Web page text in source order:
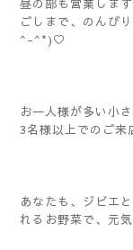
昼の部も営業しま
ごしまで、のんび
^-^*)♡
お一人様が多い小
3名様以上でのご
あなたも、ジビエ
れるお野菜で、元